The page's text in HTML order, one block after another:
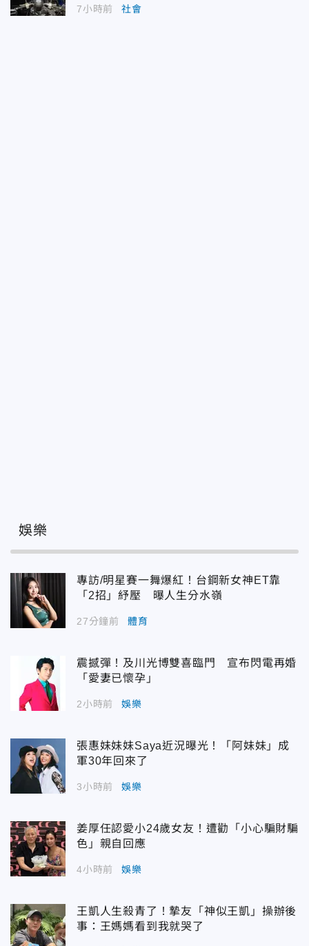
7小時前 社會
娛樂
專訪/明星賽一舞爆紅！台鋼新女神ET靠
「2招」紓壓 曝人生分水嶺
27分鐘前 體育
震撼彈！及川光博雙喜臨門 宣布閃電再婚
「愛妻已懷孕」
2小時前 娛樂
張惠妹妹妹Saya近況曝光！「阿妹妹」成
軍30年回來了
3小時前 娛樂
姜厚任認愛小24歲女友！遭勸「小心騙財騙
色」親自回應
4小時前 娛樂
王凱人生殺青了！摯友「神似王凱」操辦後
事：王媽媽看到我就哭了